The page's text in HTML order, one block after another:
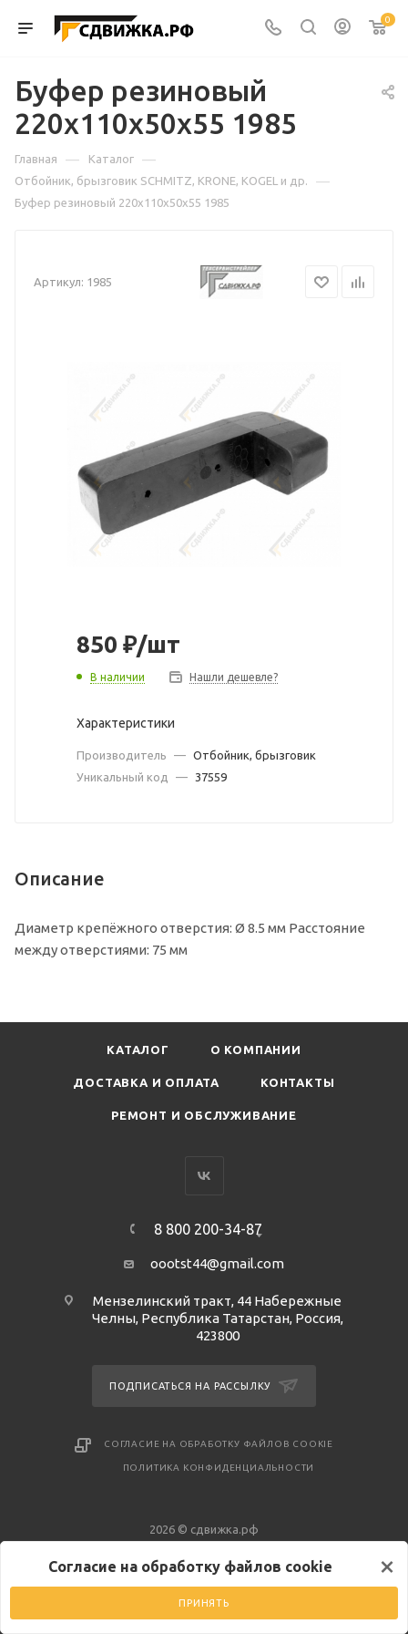
0
Буфер резиновый
220х110х50х55 1985
Главная — Каталог —
Отбойник, брызговик SCHMITZ, KRONE, KOGEL и др. —
Буфер резиновый 220х110х50х55 1985
Артикул: 1985
850 ₽/шт
В наличии Нашли дешевле?
Характеристики
Производитель — Отбойник, брызговик
Уникальный код
— 37559
Описание
Диаметр крепёжного отверстия: Ø 8.5 мм Расстояние
между отверстиями: 75 мм
КАТАЛОГ О КОМПАНИИ
ДОСТАВКА И ОПЛАТА КОНТАКТЫ
РЕМОНТ И ОБСЛУЖИВАНИЕ
8 800 200-34-87
oootst44@gmail.com
Мензелинский тракт, 44 Набережные
Челны, Республика Татарстан, Россия,
423800
ПОДПИСАТЬСЯ НА РАССЫЛКУ
СОГЛАСИЕ НА ОБРАБОТКУ ФАЙЛОВ COOKIE
ПОЛИТИКА КОНФИДЕНЦИАЛЬНОСТИ
2026 © сдвижка.рф
×
Согласие на обработку файлов cookie
ПРИНЯТЬ